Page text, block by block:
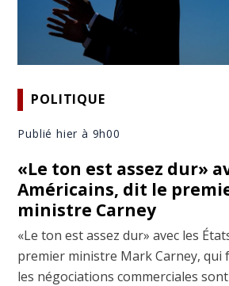
POLITIQUE
Publié hier à 9h00
«Le ton est assez dur»
Américains, dit le
ministre Carney
«Le ton est assez dur» avec les
premier ministre Mark Carney, qui
les négociations commerciales sont